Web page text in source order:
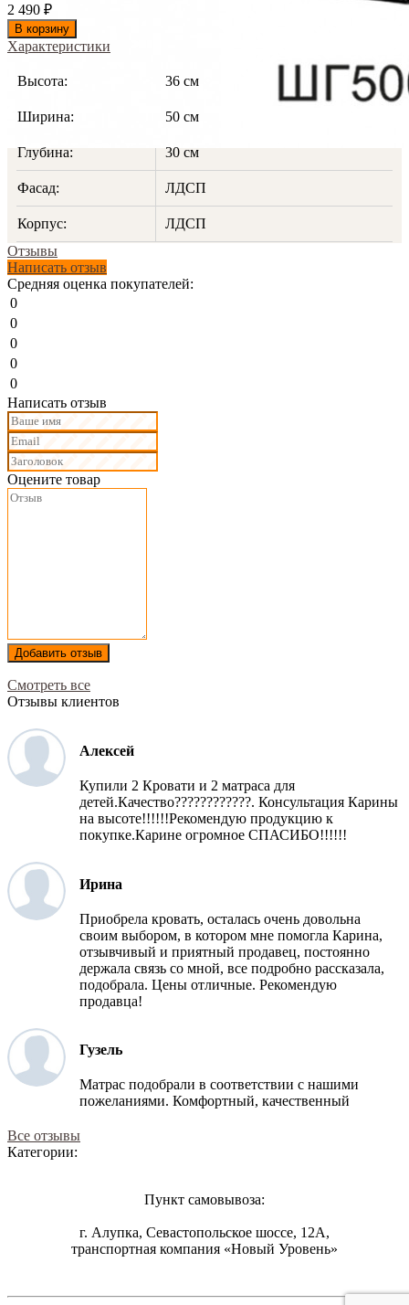
2 490 ₽
В корзину
Характеристики
Высота: 36 см
Ширина: 50 см
Глубина: 30 см
Фасад: ЛДСП
Корпус:
ЛДСП
Отзывы
Написать отзыв
Средняя оценка покупателей:
0
0
0
0
0
Написать отзыв
Оцените товар
Добавить отзыв
Смотреть все
Отзывы клиентов
Алексей
Купили 2 Кровати и 2 матраса для
детей.Качество????????????. Консультация Карины
на высоте!!!!!!Рекомендую продукцию к
покупке.Карине огромное СПАСИБО!!!!!!
Ирина
Приобрела кровать, осталась очень довольна
своим выбором, в котором мне помогла Карина,
отзывчивый и приятный продавец, постоянно
держала связь со мной, все подробно рассказала,
подобрала. Цены отличные. Рекомендую
продавца!
Гузель
Матрас подобрали в соответствии с нашими
пожеланиями. Комфортный, качественный
Все отзывы
Категории:
Пункт самовывоза:
г. Алупка, Севастопольское шоссе, 12А,
транспортная компания «Новый Уровень»